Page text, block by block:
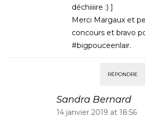
déchiiiire :) ]
Merci Margaux et
concours et bravo
#bigpouceenlair.
RÉPONDRE
Sandra Bernard
14 janvier 2019 at 18:56